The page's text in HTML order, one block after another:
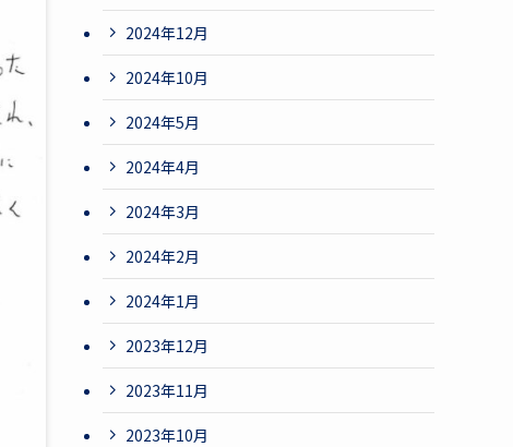
2024年12月
2024年10月
2024年5月
2024年4月
2024年3月
2024年2月
2024年1月
2023年12月
2023年11月
2023年10月